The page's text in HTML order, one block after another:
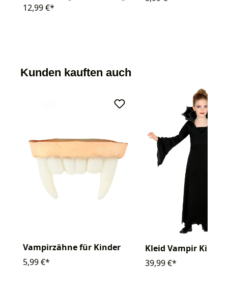
12,99 €*
Kunden kauften auch
Vampirzähne für Kinder
5,99 €*
Kleid Vampir Kinder
39,99 €*